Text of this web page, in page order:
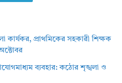
কার্যকর, প্রাথমিকের সহকারী শিক্ষক
ব্যবহার: কঠোর শৃঙ্খলা ও